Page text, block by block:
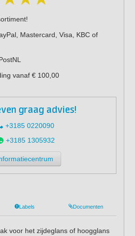
Mastercard, Visa, KBC of
vanaf € 100,00
graag advies!
+3185 0220090
+3185 1305932
Labels Documenten
voor het zijdeglans of hoogglans